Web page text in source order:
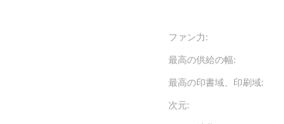
ファン力:
最高の供給の幅:
最高の印書域、印刷域:
次元: